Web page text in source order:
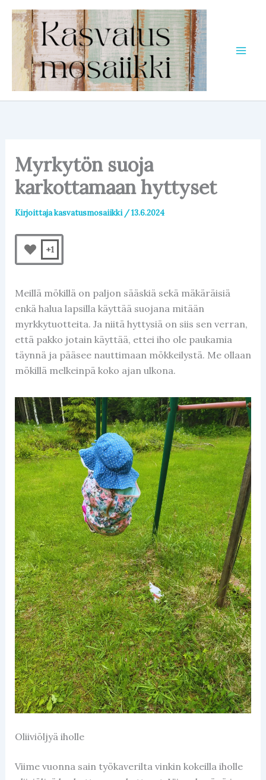
Siirry
sisältöön
Myrkytön suoja
karkottamaan hyttyset
Kirjoittajakasvatusmosaiikki /13.6.2024
+1
Meillä mökillä on paljon sääskiä sekä mäkäräisiä
enkä halua lapsilla käyttää suojana mitään
myrkkytuotteita. Ja niitä hyttysiä on siis sen verran,
että pakko jotain käyttää, ettei iho ole paukamia
täynnä ja pääsee nauttimaan mökkeilystä. Me ollaan
mökillä melkeinpä koko ajan ulkona.
Oliiviöljyä iholle
Viime vuonna sain työkaverilta vinkin kokeilla iholle